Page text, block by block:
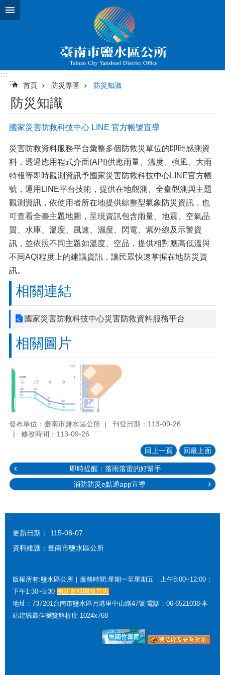
跳到主要內容區塊
:::
:::
首頁 防災專區 防災知識
防災知識
國家災害防救科技中心 LINE 官方帳號宣導
災害防救資料服務平台彙整多個防救災單位的即時感測資
料，透過應用程式介面(API)供應雨量、溫度、強風、大雨
特報等即時觀測資訊予國家災害防救科技中心LINE官方帳
號，運用LINE平台技術，提供在地觀測、全臺觀測與主題
觀測資訊，依使用者所在地提供綜整型氣象防災資訊，也
可查看全臺主題地圖，呈現資訊包含雨量、地震、空氣品
質、水庫、溫度、風速、濕度、閃電、紫外線及示警資
訊，並依照不同主題如溫度、空品，提供相對應高低溫與
不同AQI程度上的建議資訊，讓民眾快速掌握在地防災資
訊。
相關連結
國家災害防救科技中心災害防救資料服務平台
相關圖片
發布單位：臺南市鹽水區公所
刊登日期：113-09-26
修改時間：113-09-26
回上一頁 回最上面
即時提醒：落雨落雷的好幫手
消防防災e點通app宣導
:::
更新日期：
115-08-07
資料維護：臺南市鹽水區公所
版權所有:鹽水區公所｜服務時間:星期一至星期五 上午8:00~12:00；
下午1:30~5:30 網站資料開放宣告
地址：737201台南市鹽水區月港里中山路47號‧電話：06-6521038‧本
站建議最佳瀏覽解析度 1024x768